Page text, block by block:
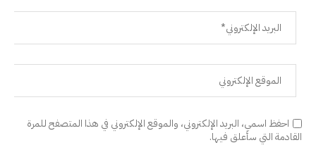
احفظ اسمي، البريد الإلكتروني، والموقع الإلكتروني في هذا المتصفح للمرة
القادمة التي سأعلق فيها.